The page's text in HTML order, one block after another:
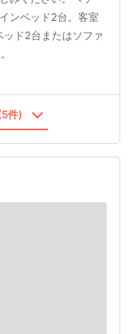
ンベッド2台。客室
ッド2台またはソファ
件)